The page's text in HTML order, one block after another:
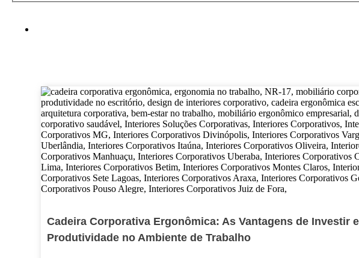
Cadeira Corporativa Ergonômica: As Vantagens de Investir
Produtividade no Ambiente de Trabalho